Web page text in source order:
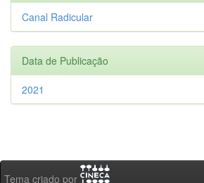
Canal Radicular
Data de Publicação
2021
Tema criado por